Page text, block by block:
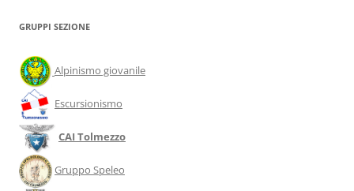
GRUPPI SEZIONE
Alpinismo giovanile
Escursionismo
CAI Tolmezzo
Gruppo Speleo